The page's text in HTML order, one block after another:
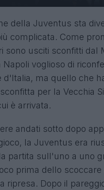
della Juventus sta
complicata. Come
sono usciti sconfitti dal
Napoli voglioso di
d'Italia, ma quello che
per la Vecchia
è arrivata.
andati sotto dopo
la Juventus era
partita sull'uno a uno
prima dello
ripresa. Dopo il